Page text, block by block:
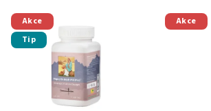
Akce
Tip
Akce